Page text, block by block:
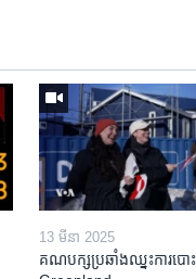
13 មីនា 2025
គណបក្ស​ប្រឆាំង​ឈ្នះ​ការបោ